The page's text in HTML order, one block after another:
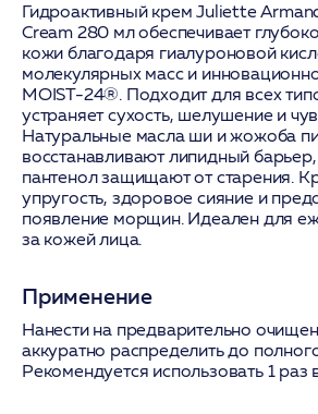
Гидроактивный крем Juliette
Cream 280 мл обеспечивает
кожи благодаря гиалуроновой
молекулярных масс и
MOIST-24®. Подходит для всех
устраняет сухость, шелушение и
Натуральные масла ши и жожоба
восстанавливают липидный
пантенол защищают от старения.
упругость, здоровое сияние и
появление морщин. Идеален для
за кожей лица.
Применение
Нанести на предварительно
аккуратно распределить до
Рекомендуется использовать 1 раз